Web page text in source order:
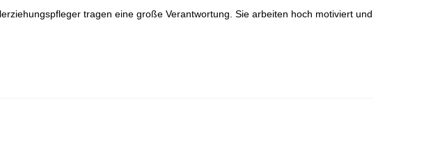
tragen eine große Verantwortung. Sie arbeiten hoch motiviert und